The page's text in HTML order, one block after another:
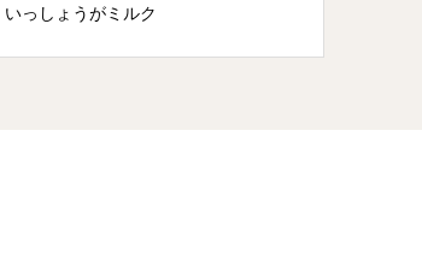
いっしょうがミルク